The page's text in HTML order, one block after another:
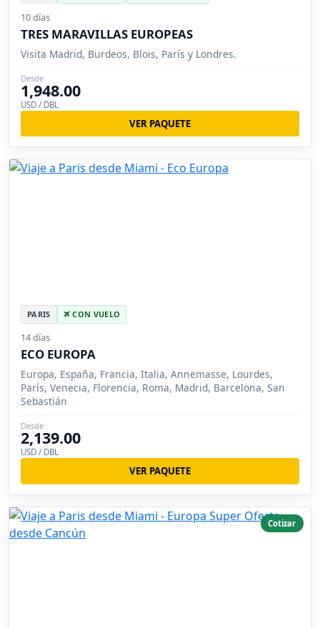
10 días
TRES MARAVILLAS EUROPEAS
Visita Madrid, Burdeos, Blois, París y Londres.
Desde
1,948.00
USD / DBL
VER PAQUETE
PARIS CON VUELO
14 días
ECO EUROPA
Europa, España, Francia, Italia, Annemasse, Lourdes,
París, Venecia, Florencia, Roma, Madrid, Barcelona, San
Sebastián
Desde
2,139.00
USD / DBL
VER PAQUETE
Cotizar